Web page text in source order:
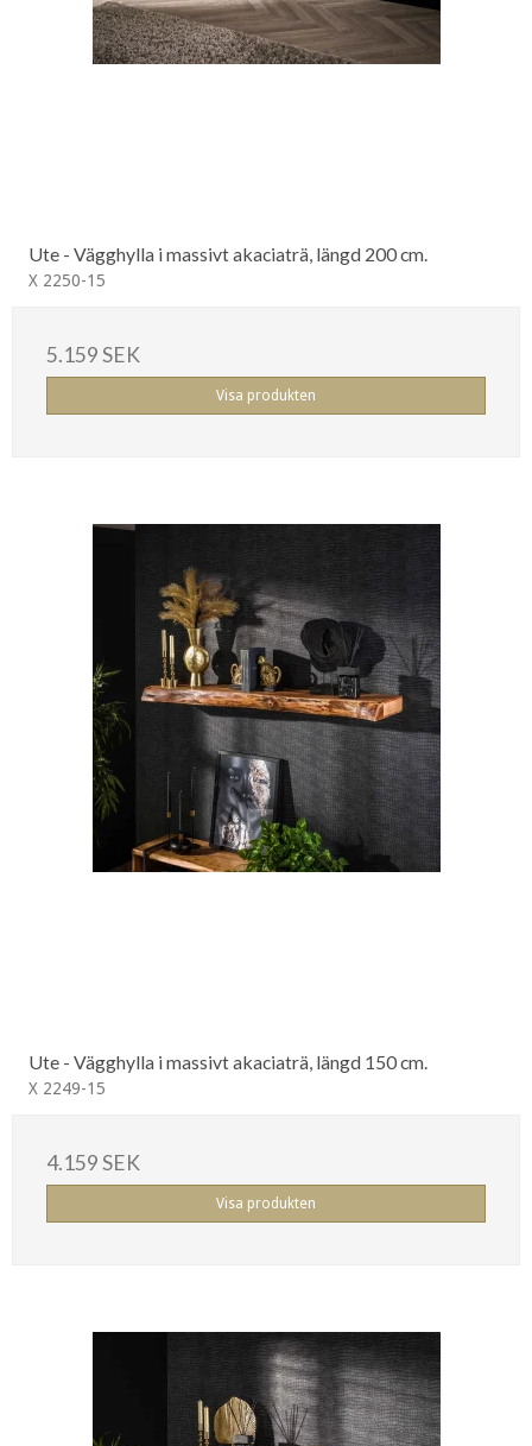
Ute - Vägghylla i massivt akaciaträ, längd 200 cm.
X 2250-15
5.159 SEK
Visa produkten
Ute - Vägghylla i massivt akaciaträ, längd 150 cm.
X 2249-15
4.159 SEK
Visa produkten